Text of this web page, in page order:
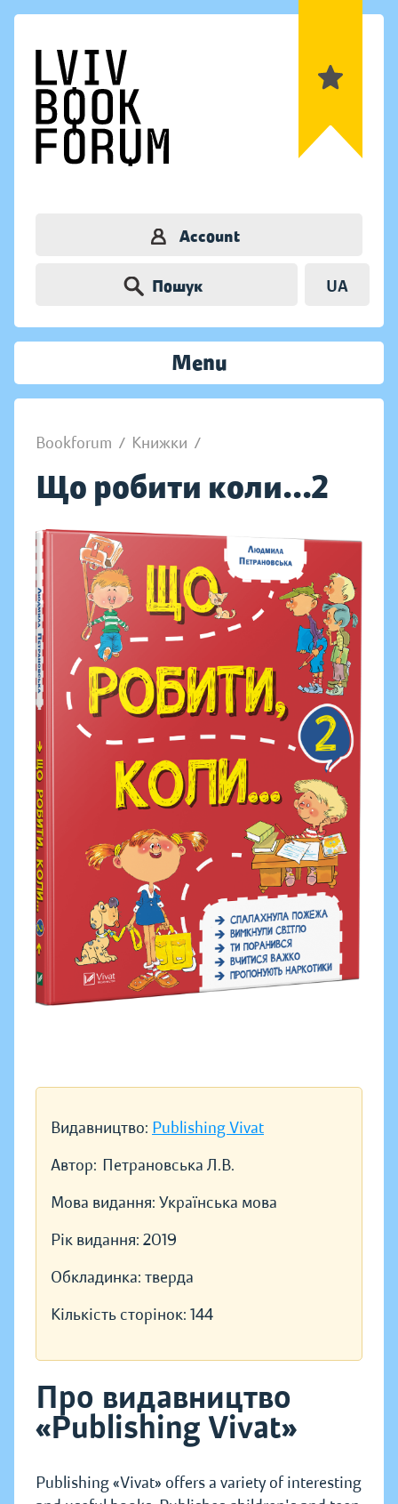
Account
Пошук UA
Menu
Bookforum / Книжки /
Що робити коли...2
Видавництво: Publishing Vivat
Автор: Петрановська Л.В.
Мова видання: Українська мова
Рік видання: 2019
Обкладинка: тверда
Кількість сторінок: 144
Про видавництво
«Publishing Vivat»
Publishing «Vivat» offers a variety of interesting